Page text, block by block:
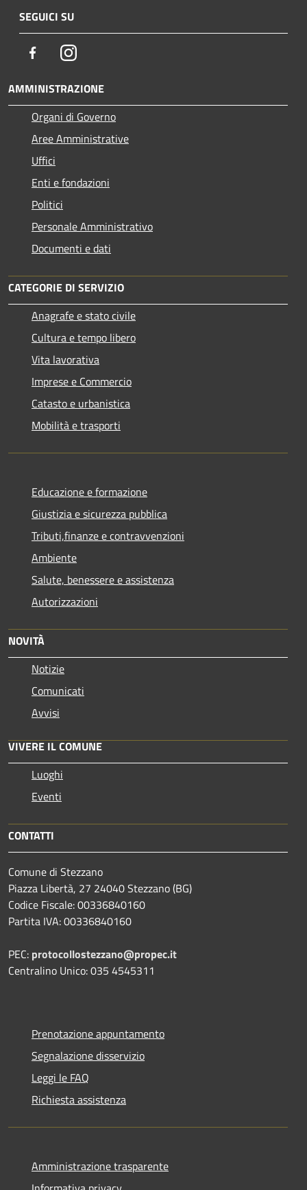
SEGUICI SU
FacebookInstagram
AMMINISTRAZIONE
Organi di Governo
Aree Amministrative
Uffici
Enti e fondazioni
Politici
Personale Amministrativo
Documenti e dati
CATEGORIE DI SERVIZIO
Anagrafe e stato civile
Cultura e tempo libero
Vita lavorativa
Imprese e Commercio
Catasto e urbanistica
Mobilità e trasporti
Educazione e formazione
Giustizia e sicurezza pubblica
Tributi,finanze e contravvenzioni
Ambiente
Salute, benessere e assistenza
Autorizzazioni
NOVITÀ
Notizie
Comunicati
Avvisi
VIVERE IL COMUNE
Luoghi
Eventi
CONTATTI
Comune di Stezzano
Piazza Libertà, 27 24040 Stezzano (BG)
Codice Fiscale: 00336840160
Partita IVA: 00336840160
PEC: protocollostezzano@propec.it
Centralino Unico: 035 4545311
Prenotazione appuntamento
Segnalazione disservizio
Leggi le FAQ
Richiesta assistenza
Amministrazione trasparente